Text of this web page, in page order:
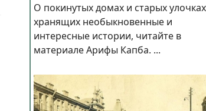
О покинутых домах и старых
хранящих необыкновенные и
интересные истории, читайте в
материале Арифы Капба. ...